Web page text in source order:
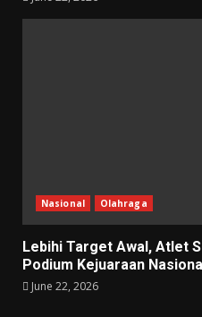
Nasional Olahraga
Lebihi Target Awal, Atlet
Podium Kejuaraan
June 22, 2026